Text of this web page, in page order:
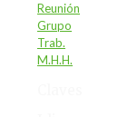
Reunión
Grupo
Trab.
M.H.H.